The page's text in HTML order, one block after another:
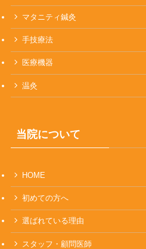
マタニティ鍼灸
手技療法
医療機器
温灸
当院について
HOME
初めての方へ
選ばれている理由
スタッフ・顧問医師